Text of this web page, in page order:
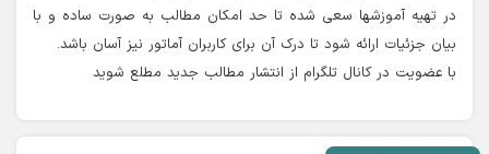
در تهیه آموزشها سعی شده تا حد امکان مطالب به صورت ساده و با
بیان جزئیات ارائه شود تا درک آن برای کاربران آماتور نیز آسان باشد.
با عضویت در کانال تلگرام از انتشار مطالب جدید مطلع شوید